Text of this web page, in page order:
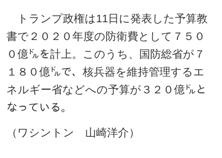
トランプ政権は11日に発表した予算教
書で２０２０年度の防衛費として７５０
０億㌦を計上。このうち、国防総省が７
１８０億㌦で、核兵器を維持管理するエ
ネルギー省などへの予算が３２０億㌦と
なっている。
（ワシントン 山崎洋介）